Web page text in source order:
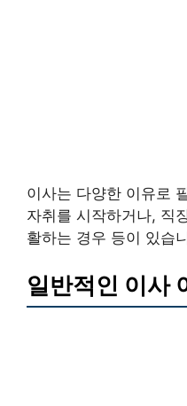
이사는 다양한 이유로
자취를 시작하거나, 직
활하는 경우 등이 있습
일반적인 이사